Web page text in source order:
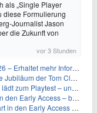
als „Single Player
diese Formulierung
Journalist Jason
die Zukunft von
vor 3 Stunden
mehr Informationen
Clancy’s Ghost Recon-Reihe
– und erscheint schon bald!
Access – bald gehts los!
ab heute im feudalen Japan